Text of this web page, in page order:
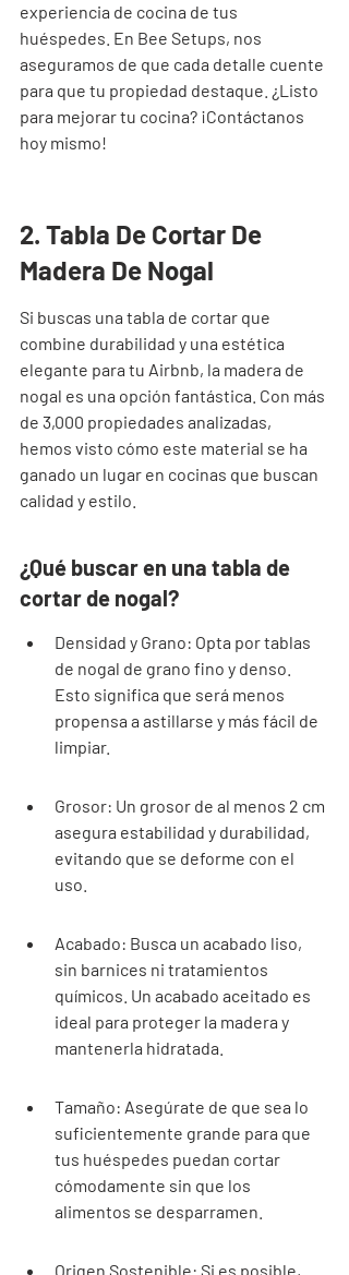
experiencia de cocina de tus
huéspedes. En Bee Setups, nos
aseguramos de que cada detalle cuente
para que tu propiedad destaque. ¿Listo
para mejorar tu cocina? ¡Contáctanos
hoy mismo!
2. Tabla De Cortar De
Madera De Nogal
Si buscas una tabla de cortar que
combine durabilidad y una estética
elegante para tu Airbnb, la madera de
nogal es una opción fantástica. Con más
de 3,000 propiedades analizadas,
hemos visto cómo este material se ha
ganado un lugar en cocinas que buscan
calidad y estilo.
¿Qué buscar en una tabla de
cortar de nogal?
Densidad y Grano: Opta por tablas
de nogal de grano fino y denso.
Esto significa que será menos
propensa a astillarse y más fácil de
limpiar.
Grosor: Un grosor de al menos 2 cm
asegura estabilidad y durabilidad,
evitando que se deforme con el
uso.
Acabado: Busca un acabado liso,
sin barnices ni tratamientos
químicos. Un acabado aceitado es
ideal para proteger la madera y
mantenerla hidratada.
Tamaño: Asegúrate de que sea lo
suficientemente grande para que
tus huéspedes puedan cortar
cómodamente sin que los
alimentos se desparramen.
Origen Sostenible: Si es posible,